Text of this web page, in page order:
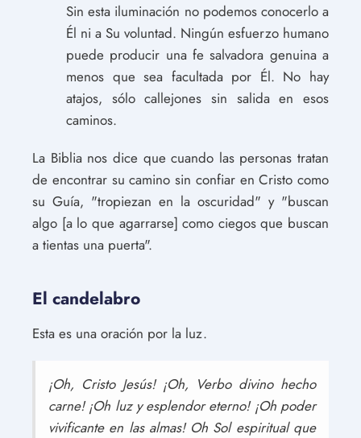
Sin esta iluminación no podemos conocerlo a
Él ni a Su voluntad. Ningún esfuerzo humano
puede producir una fe salvadora genuina a
menos que sea facultada por Él. No hay
atajos, sólo callejones sin salida en esos
caminos.
La Biblia nos dice que cuando las personas tratan
de encontrar su camino sin confiar en Cristo como
su Guía, "tropiezan en la oscuridad" y "buscan
algo [a lo que agarrarse] como ciegos que buscan
a tientas una puerta".
El candelabro
Esta es una oración por la luz.
¡Oh, Cristo Jesús! ¡Oh, Verbo divino hecho
carne! ¡Oh luz y esplendor eterno! ¡Oh poder
vivificante en las almas! Oh Sol espiritual que